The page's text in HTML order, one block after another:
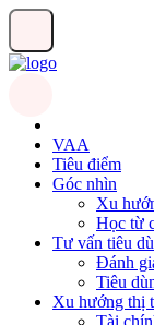
VAA
Tiêu điểm
Góc nhìn
Xu
Học từ
Tư vấn tiêu
Đánh
Tiêu
Xu hướng thị
Tài